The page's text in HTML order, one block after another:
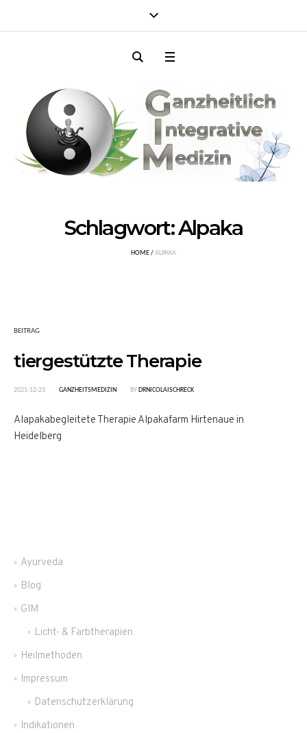
Schlagwort:Alpaka
HOME/ALPAKA
BEITRAG
tiergestützte Therapie
2021-12-23 GANZHEITSMEDIZIN BY DRNICOLAISCHRECK
Alapakabegleitete Therapie Alpakafarm Hirtenaue in
Heidelberg
Ayurveda
Blog
GIM
Licht- & Farbtherapien
Heilmethoden
Impressum
Datenschutzerklärung
Indikationen